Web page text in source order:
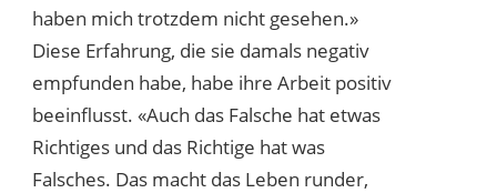
haben mich trotzdem nicht gesehen.»
Diese Erfahrung, die sie damals negativ
empfunden habe, habe ihre Arbeit positiv
beeinflusst. «Auch das Falsche hat etwas
Richtiges und das Richtige hat was
Falsches. Das macht das Leben runder,